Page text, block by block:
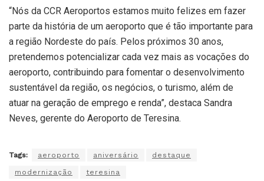
“Nós da CCR Aeroportos estamos muito felizes em fazer
parte da história de um aeroporto que é tão importante para
a região Nordeste do país. Pelos próximos 30 anos,
pretendemos potencializar cada vez mais as vocações do
aeroporto, contribuindo para fomentar o desenvolvimento
sustentável da região, os negócios, o turismo, além de
atuar na geração de emprego e renda”, destaca Sandra
Neves, gerente do Aeroporto de Teresina.
Tags: aeroporto aniversário destaque
modernização teresina